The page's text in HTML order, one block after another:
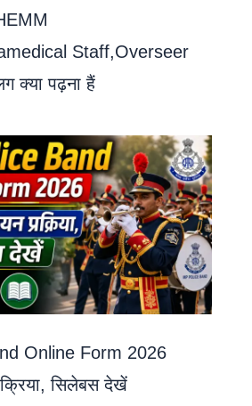
Staff,Overseer
क्या पढ़ना हैं
Online Form 2026
सिलेबस देखें